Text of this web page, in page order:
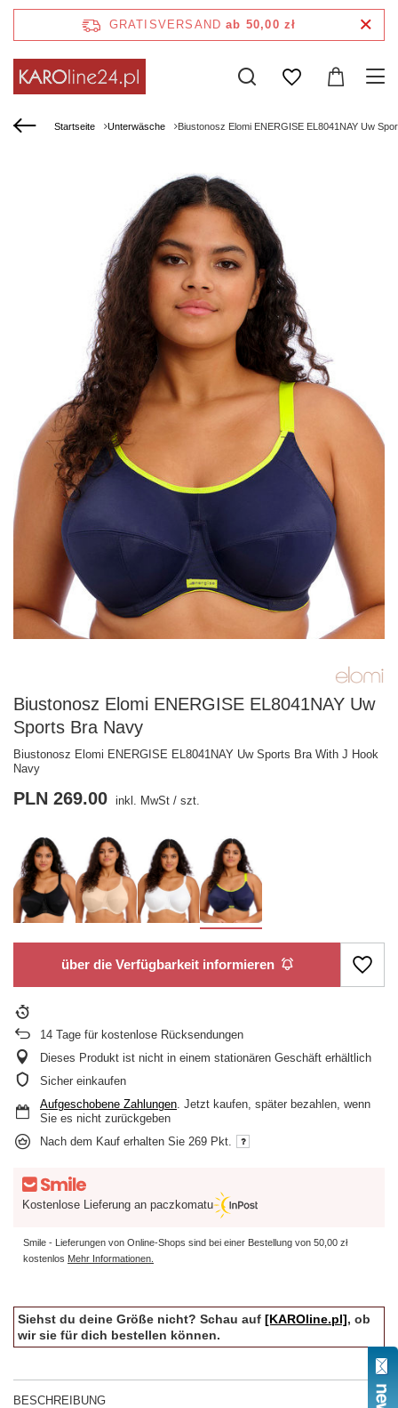
GRATISVERSAND ab 50,00 zł
Startseite Unterwäsche Biustonosz Elomi ENERGISE EL8041NAY Uw
Biustonosz Elomi ENERGISE EL8041NAY Uw
Sports Bra Navy
Biustonosz Elomi ENERGISE EL8041NAY Uw Sports Bra With J Hook
Navy
PLN 269.00 inkl. MwSt / szt.
über die Verfügbarkeit informieren
14 Tage für kostenlose Rücksendungen
Dieses Produkt ist nicht in einem stationären Geschäft erhältlich
Sicher einkaufen
Aufgeschobene Zahlungen . Jetzt kaufen, später bezahlen, wenn
Sie es nicht zurückgeben
Nach dem Kauf erhalten Sie 269 Pkt.
Kostenlose Lieferung an paczkomatu
Smile - Lieferungen von Online-Shops sind bei einer Bestellung von 50,00 zł
kostenlos Mehr Informationen.
Siehst du deine Größe nicht? Schau auf [KAROline.pl], ob
wir sie für dich bestellen können.
BESCHREIBUNG